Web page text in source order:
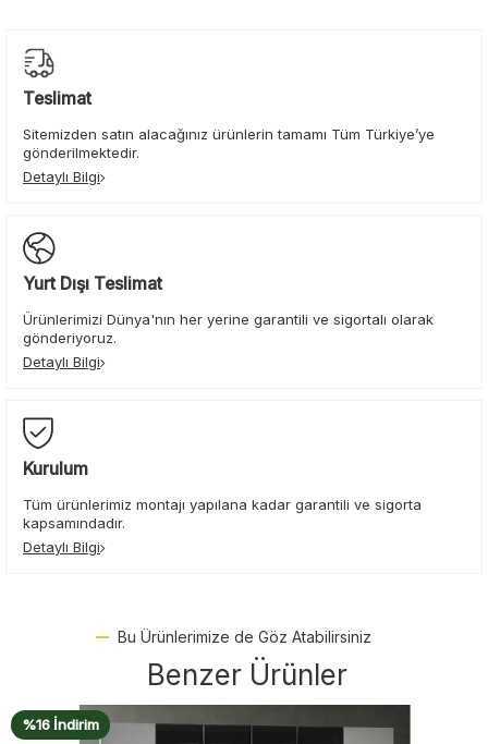
Teslimat
Sitemizden satın alacağınız ürünlerin tamamı Tüm Türkiye’ye
gönderilmektedir.
Detaylı Bilgi
Yurt Dışı Teslimat
Ürünlerimizi Dünya'nın her yerine garantili ve sigortalı olarak
gönderiyoruz.
Detaylı Bilgi
Kurulum
Tüm ürünlerimiz montajı yapılana kadar garantili ve sigorta
kapsamındadır.
Detaylı Bilgi
Bu Ürünlerimize de Göz Atabilirsiniz
Benzer Ürünler
%16 İndirim